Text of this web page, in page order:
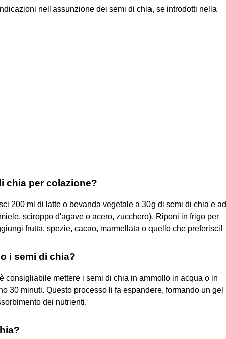
nell'assunzione dei semi di chia, se introdotti nella
chia per colazione?
200 ml di latte o bevanda vegetale a 30g di semi di chia e ad
sciroppo d'agave o acero, zucchero). Riponi in frigo per
frutta, spezie, cacao, marmellata o quello che preferisci!
i semi di chia?
consigliabile mettere i semi di chia in ammollo in acqua o in
30 minuti. Questo processo li fa espandere, formando un gel
dei nutrienti.